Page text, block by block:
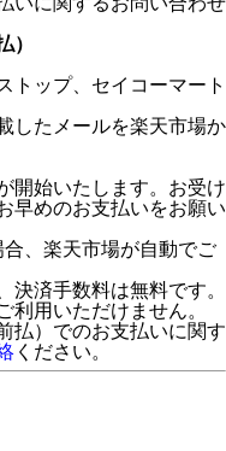
）
トップ、セイコーマート
したメールを楽天市場か
開始いたします。お受け
早めのお支払いをお願い
、楽天市場が自動でご
決済手数料は無料です。
用いただけません。
払）でのお支払いに関す
ください。